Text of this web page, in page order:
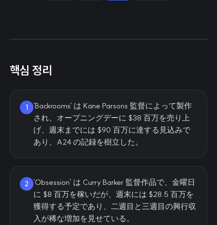
핵심 정리
1
'Backrooms' は Kane Parsons 監督によって製作
され、オープニングデーに $38 百万を売り上
げ、週末までには $90 百万に達する見込みで
あり、A24 の記録を樹立した。
2
'Obsession' は Curry Barker 監督作品で、金曜日
に $8 百万を稼いだが、週末には $28.5 百万を
獲得する予定であり、二週目と三週目の興行収
入が稀な増加を見せている。